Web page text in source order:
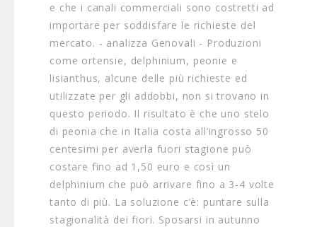
e che i canali commerciali sono costretti ad
importare per soddisfare le richieste del
mercato. - analizza Genovali - Produzioni
come ortensie, delphinium, peonie e
lisianthus, alcune delle più richieste ed
utilizzate per gli addobbi, non si trovano in
questo periodo. Il risultato è che uno stelo
di peonia che in Italia costa all’ingrosso 50
centesimi per averla fuori stagione può
costare fino ad 1,50 euro e così un
delphinium che può arrivare fino a 3-4 volte
tanto di più. La soluzione c’è: puntare sulla
stagionalità dei fiori. Sposarsi in autunno